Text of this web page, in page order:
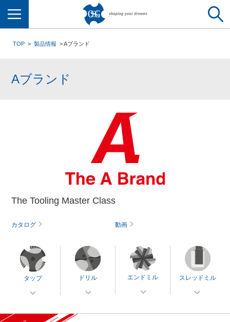
TOP 製品情報 Aブランド
Aブランド
The Tooling Master Class
カタログ 動画
タップ ドリル エンドミル スレッドミル